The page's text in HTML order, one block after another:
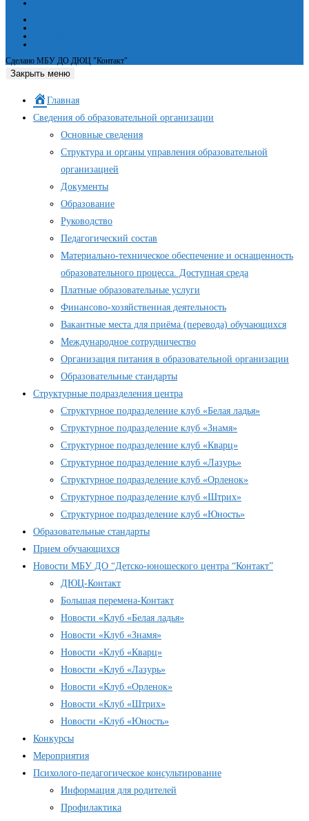
Сделано МБУ ДО ДЮЦ "Контакт"
Закрыть меню
Главная
Сведения об образовательной организации
Основные сведения
Структура и органы управления образовательной
организацией
Документы
Образование
Руководство
Педагогический состав
Материально-техническое обеспечение и оснащенность
образовательного процесса. Доступная среда
Платные образовательные услуги
Финансово-хозяйственная деятельность
Вакантные места для приёма (перевода) обучающихся
Международное сотрудничество
Организация питания в образовательной организации
Образовательные стандарты
Структурные подразделения центра
Структурное подразделение клуб «Белая ладья»
Структурное подразделение клуб «Знамя»
Структурное подразделение клуб «Кварц»
Структурное подразделение клуб «Лазурь»
Структурное подразделение клуб «Орленок»
Структурное подразделение клуб «Штрих»
Структурное подразделение клуб «Юность»
Образовательные стандарты
Прием обучающихся
Новости МБУ ДО “Детско-юношеского центра “Контакт”
ДЮЦ-Контакт
Большая перемена-Контакт
Новости «Клуб «Белая ладья»
Новости «Клуб «Знамя»
Новости «Клуб «Кварц»
Новости «Клуб «Лазурь»
Новости «Клуб «Орленок»
Новости «Клуб «Штрих»
Новости «Клуб «Юность»
Конкурсы
Мероприятия
Психолого-педагогическое консультирование
Информация для родителей
Профилактика